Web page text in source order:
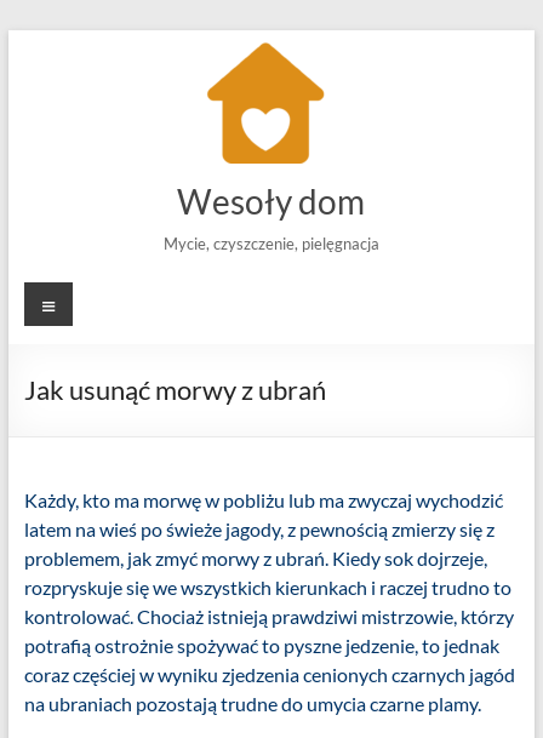
Wesoły dom
Mycie, czyszczenie, pielęgnacja
Menu
Jak usunąć morwy z ubrań
Każdy, kto ma morwę w pobliżu lub ma zwyczaj wychodzić
latem na wieś po świeże jagody, z pewnością zmierzy się z
problemem, jak zmyć morwy z ubrań. Kiedy sok dojrzeje,
rozpryskuje się we wszystkich kierunkach i raczej trudno to
kontrolować. Chociaż istnieją prawdziwi mistrzowie, którzy
potrafią ostrożnie spożywać to pyszne jedzenie, to jednak
coraz częściej w wyniku zjedzenia cenionych czarnych jagód
na ubraniach pozostają trudne do umycia czarne plamy.